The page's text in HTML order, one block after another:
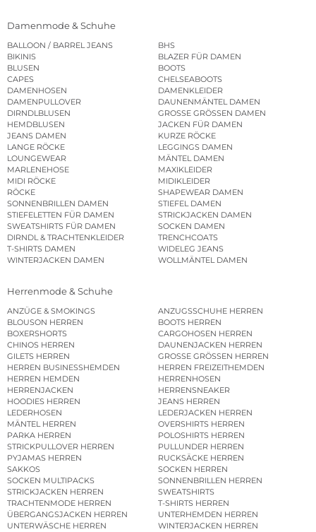
Damenmode & Schuhe
BALLOON / BARREL JEANS
BHS
BIKINIS
BLAZER FÜR DAMEN
BLUSEN
BOOTS
CAPES
CHELSEABOOTS
DAMENHOSEN
DAMENKLEIDER
DAMENPULLOVER
DAUNENMÄNTEL DAMEN
DIRNDLBLUSEN
GROSSE GRÖSSEN DAMEN
HEMDBLUSEN
JACKEN FÜR DAMEN
JEANS DAMEN
KURZE RÖCKE
LANGE RÖCKE
LEGGINGS DAMEN
LOUNGEWEAR
MÄNTEL DAMEN
MARLENEHOSE
MAXIKLEIDER
MIDI RÖCKE
MIDIKLEIDER
RÖCKE
SHAPEWEAR DAMEN
SONNENBRILLEN DAMEN
STIEFEL DAMEN
STIEFELETTEN FÜR DAMEN
STRICKJACKEN DAMEN
SWEATSHIRTS FÜR DAMEN
SOCKEN DAMEN
DIRNDL & TRACHTENKLEIDER
TRENCHCOATS
T-SHIRTS DAMEN
WIDELEG JEANS
WINTERJACKEN DAMEN
WOLLMÄNTEL DAMEN
Herrenmode & Schuhe
ANZÜGE & SMOKINGS
ANZUGSSCHUHE HERREN
BLOUSON HERREN
BOOTS HERREN
BOXERSHORTS
CARGOHOSEN HERREN
CHINOS HERREN
DAUNENJACKEN HERREN
GILETS HERREN
GROSSE GRÖSSEN HERREN
HERREN BUSINESSHEMDEN
HERREN FREIZEITHEMDEN
HERREN HEMDEN
HERRENHOSEN
HERRENJACKEN
HERRENSNEAKER
HOODIES HERREN
JEANS HERREN
LEDERHOSEN
LEDERJACKEN HERREN
MÄNTEL HERREN
OVERSHIRTS HERREN
PARKA HERREN
POLOSHIRTS HERREN
STRICKPULLOVER HERREN
PULLUNDER HERREN
PYJAMAS HERREN
RUCKSÄCKE HERREN
SAKKOS
SOCKEN HERREN
SOCKEN MULTIPACKS
SONNENBRILLEN HERREN
STRICKJACKEN HERREN
SWEATSHIRTS
TRACHTENMODE HERREN
T-SHIRTS HERREN
ÜBERGANGSJACKEN HERREN
UNTERHEMDEN HERREN
UNTERWÄSCHE HERREN
WINTERJACKEN HERREN